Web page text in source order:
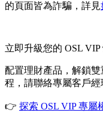
的頁面皆為詐騙，詳見
立即升級您的 OSL VIP
配置理財產品，解鎖
程，請聯絡專屬客戶經
👉 探索 OSL VIP 專屬